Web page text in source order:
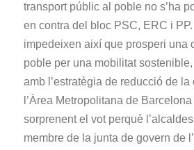
transport públic al poble no s’ha
en contra del bloc PSC, ERC i
impedeixen així que prosperi una
poble per una mobilitat
amb l’estratègia de reducció de
l’Àrea Metropolitana de
sorprenent el vot perquè
membre de la junta de govern de